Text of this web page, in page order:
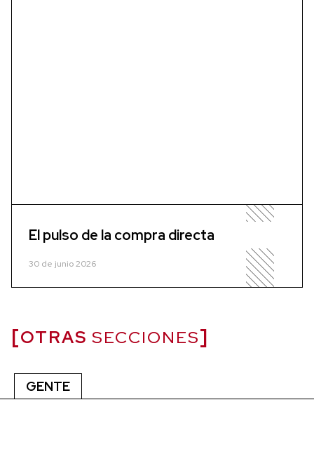
El pulso de la compra directa
30 de junio 2026
OTRAS SECCIONES
GENTE